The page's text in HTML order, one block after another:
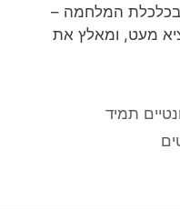
בכלכלת המלחמה –
מעט, ומאלץ את
תמיד